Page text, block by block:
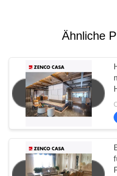
Ähnliche